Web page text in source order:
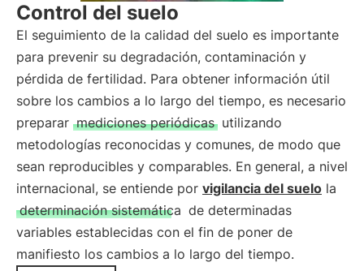
Control del suelo
El seguimiento de la calidad del suelo es importante
para prevenir su degradación, contaminación y
pérdida de fertilidad. Para obtener información útil
sobre los cambios a lo largo del tiempo, es necesario
preparar mediciones periódicas utilizando
metodologías reconocidas y comunes, de modo que
sean reproducibles y comparables. En general, a nivel
internacional, se entiende por vigilancia del suelo la
determinación sistemática de determinadas
variables establecidas con el fin de poner de
manifiesto los cambios a lo largo del tiempo.